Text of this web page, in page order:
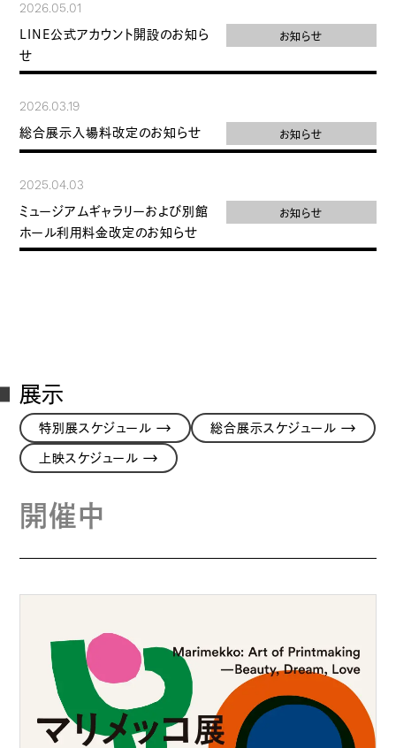
2026.05.01
LINE公式アカウント開設のお知ら
せ
お知らせ
2026.03.19
総合展示入場料改定のお知らせ お知らせ
2025.04.03
ミュージアムギャラリーおよび別館
ホール利用料金改定のお知らせ
お知らせ
展示
特別展スケジュール → 総合展示スケジュール →
上映スケジュール →
開催中